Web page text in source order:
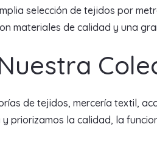
selección de tejidos por
materiales de calidad y una
de tejidos, mercería textil,
priorizamos la calidad, la